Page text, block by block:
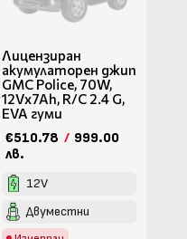
Лицензиран
акумулаторен джип
GMC Police, 70W,
12Vx7Ah, R/C 2.4 G,
EVA гуми
€510.78 / 999.00
лв.
12V
Двуместни